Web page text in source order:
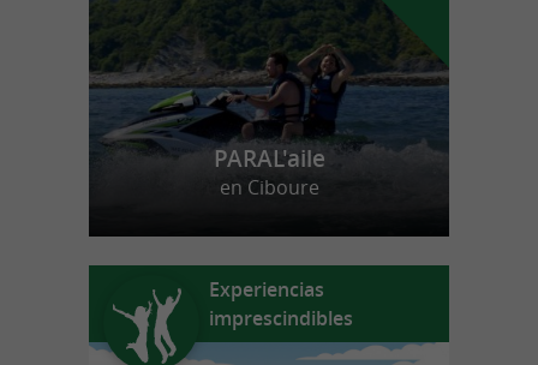
PARAL'aile
en Ciboure
Experiencias
imprescindibles